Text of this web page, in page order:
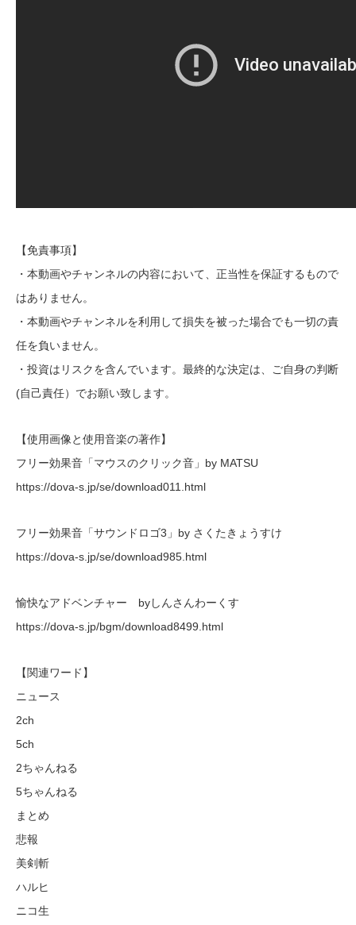
【免責事項】
・本動画やチャンネルの内容において、正当性を保証するもので
はありません。
・本動画やチャンネルを利用して損失を被った場合でも一切の責
任を負いません。
・投資はリスクを含んでいます。最終的な決定は、ご自身の判断
(自己責任）でお願い致します。
【使用画像と使用音楽の著作】
フリー効果音「マウスのクリック音」by MATSU
https://dova-s.jp/se/download011.html
フリー効果音「サウンドロゴ3」by さくたきょうすけ
https://dova-s.jp/se/download985.html
愉快なアドベンチャー byしんさんわーくす
https://dova-s.jp/bgm/download8499.html
【関連ワード】
ニュース
2ch
5ch
2ちゃんねる
5ちゃんねる
まとめ
悲報
美剣斬
ハルヒ
ニコ生